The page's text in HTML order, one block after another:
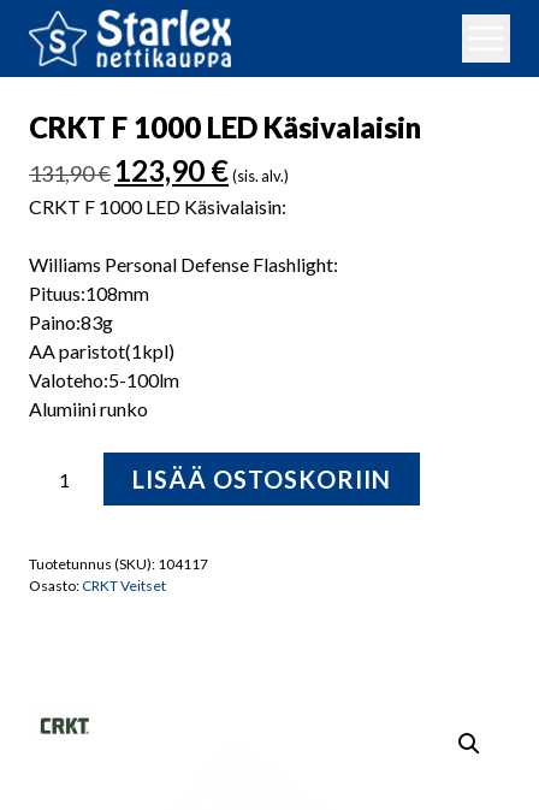
CRKT F 1000 LED Käsivalaisin
131,90€ Alkuperäinen
hinta
oli:
123,90 €Nykyinen
hinta
on:
(sis. alv.)
CRKT F 1000 LED Käsivalaisin:
Williams Personal Defense Flashlight:
Pituus:108mm
Paino:83g
AA paristot(1kpl)
Valoteho:5-100lm
Alumiini runko
Käsivalaisin
LISÄÄ OSTOSKORIIN
Tuotetunnus (SKU): 104117
Osasto:CRKT Veitset